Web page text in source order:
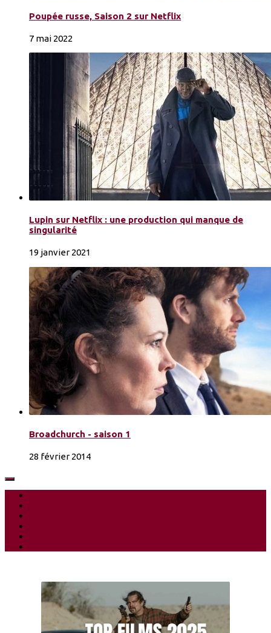
Poupée russe, Saison 2 sur Netflix
7 mai 2022
Lupin sur Netflix : une production qui manque de
singularité
19 janvier 2021
Broadchurch - saison 1
28 février 2014